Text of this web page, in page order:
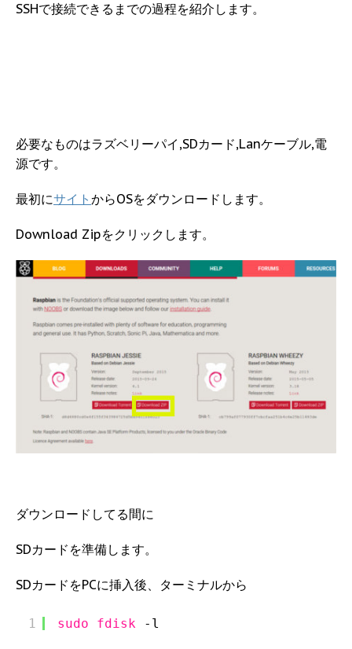
SSHで接続できるまでの過程を紹介します。
必要なものはラズベリーパイ,SDカード,Lanケーブル,電
源です。
最初にサイト からOSをダウンロードします。
Download Zipをクリックします。
ダウンロードしてる間に
SDカードを準備します。
SDカードをPCに挿入後、ターミナルから
1 sudo fdisk -l